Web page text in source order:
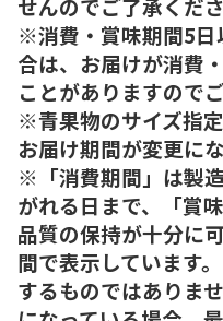
せんのでご了承くださ
※消費・賞味期間5日
合は、お届けが消費
ことがありますので
※青果物のサイズ指
お届け期間が変更に
※「消費期間」は製
がれる日まで、「賞
品質の保持が十分に
間で表示しています
するものではありま